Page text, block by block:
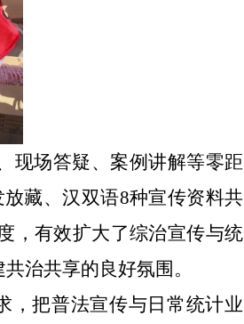
现场答疑、案例讲解等零距
藏、汉双语8种宣传资料共
，有效扩大了综治宣传与统
治共享的良好氛围。
，把普法宣传与日常统计业